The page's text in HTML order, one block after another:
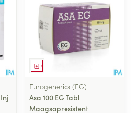
Geneesmiddel
Eurogenerics (EG)
Asa 100 EG Tabl
Maagsapresistent